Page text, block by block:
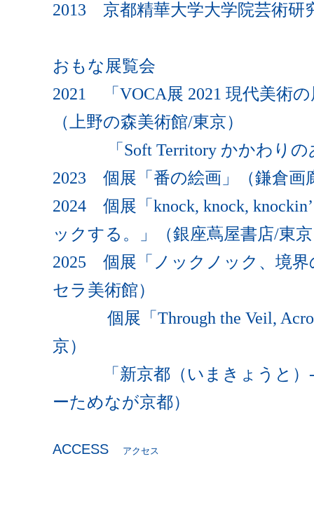
2013 京都精華⼤学⼤学院芸術
おもな展覧会
2021 「VOCA展 2021 現代美術
（上野の森美術館/東京）
「Soft Territory かかわりのあ
2023 個展「番の絵画」（鎌倉画
2024 個展「knock, knock,
ックする。」（銀座蔦屋書店/東
2025 個展「ノックノック、境
セラ美術館）
個展「Through the Veil,
京）
「新京都（いまきょうと）-
ーためなが京都）
ACCESS アクセス